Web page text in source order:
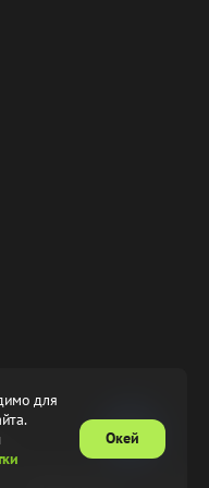
платежи от
для
Окей